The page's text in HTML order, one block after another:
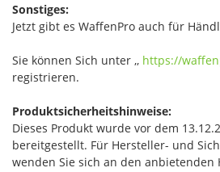
Sonstiges:
Jetzt gibt es WaffenPro auch für
Sie können Sich unter ,, https://
registrieren.
Produktsicherheitshinweise:
Dieses Produkt wurde vor dem
bereitgestellt. Für Hersteller- und
wenden Sie sich an den anbietenden